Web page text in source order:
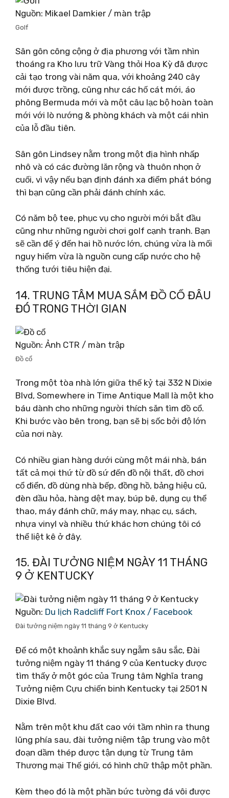
Nguồn: Mikael Damkier / màn trập
Golf
Sân gôn công cộng ở địa phương với tầm nhìn
thoáng ra Kho lưu trữ Vàng thỏi Hoa Kỳ đã được
cải tạo trong vài năm qua, với khoảng 240 cây
mới được trồng, cũng như các hố cát mới, áo
phông Bermuda mới và một câu lạc bộ hoàn toàn
mới với lò nướng & phòng khách và một cái nhìn
của lỗ đầu tiên.
Sân gôn Lindsey nằm trong một địa hình nhấp
nhô và có các đường lăn rộng và thuôn nhọn ở
cuối, vì vậy nếu bạn định đánh xa điểm phát bóng
thì bạn cũng cần phải đánh chính xác.
Có năm bộ tee, phục vụ cho người mới bắt đầu
cũng như những người chơi golf cạnh tranh. Bạn
sẽ cần để ý đến hai hồ nước lớn, chúng vừa là mối
nguy hiểm vừa là nguồn cung cấp nước cho hệ
thống tưới tiêu hiện đại.
14. TRUNG TÂM MUA SẮM ĐỒ CỔ ĐÂU
ĐÓ TRONG THỜI GIAN
Nguồn: Ảnh CTR / màn trập
Đồ cổ
Trong một tòa nhà lớn giữa thế kỷ tại 332 N Dixie
Blvd, Somewhere in Time Antique Mall là một kho
báu dành cho những người thích săn tìm đồ cổ.
Khi bước vào bên trong, bạn sẽ bị sốc bởi độ lớn
của nơi này.
Có nhiều gian hàng dưới cùng một mái nhà, bán
tất cả mọi thứ từ đồ sứ đến đồ nội thất, đồ chơi
cổ điển, đồ dùng nhà bếp, đồng hồ, bảng hiệu cũ,
đèn dầu hỏa, hàng dệt may, búp bê, dụng cụ thể
thao, máy đánh chữ, máy may, nhạc cụ, sách,
nhựa vinyl và nhiều thứ khác hơn chúng tôi có
thể liệt kê ở đây.
15. ĐÀI TƯỞNG NIỆM NGÀY 11 THÁNG
9 Ở KENTUCKY
Nguồn: Du lịch Radcliff Fort Knox / Facebook
Đài tưởng niệm ngày 11 tháng 9 ở Kentucky
Để có một khoảnh khắc suy ngẫm sâu sắc, Đài
tưởng niệm ngày 11 tháng 9 của Kentucky được
tìm thấy ở một góc của Trung tâm Nghĩa trang
Tưởng niệm Cựu chiến binh Kentucky tại 2501 N
Dixie Blvd.
Nằm trên một khu đất cao với tầm nhìn ra thung
lũng phía sau, đài tưởng niệm tập trung vào một
đoạn dầm thép được tận dụng từ Trung tâm
Thương mại Thế giới, có hình chữ thập một phần.
Kèm theo đó là một phần bức tường đá vôi được